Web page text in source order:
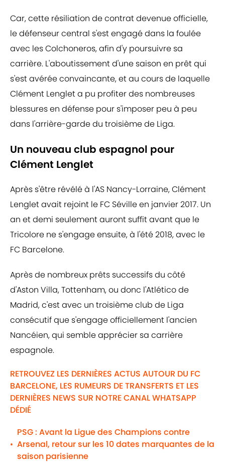
Car, cette résiliation de contrat devenue officielle,
le défenseur central s'est engagé dans la foulée
avec les Colchoneros, afin d'y poursuivre sa
carrière. L'aboutissement d'une saison en prêt qui
s'est avérée convaincante, et au cours de laquelle
Clément Lenglet a pu profiter des nombreuses
blessures en défense pour s'imposer peu à peu
dans l'arrière-garde du troisième de Liga.
Un nouveau club espagnol pour
Clément Lenglet
Après s'être révélé à l'AS Nancy-Lorraine, Clément
Lenglet avait rejoint le FC Séville en janvier 2017. Un
an et demi seulement auront suffit avant que le
Tricolore ne s'engage ensuite, à l'été 2018, avec le
FC Barcelone.
Après de nombreux prêts successifs du côté
d'Aston Villa, Tottenham, ou donc l'Atlético de
Madrid, c'est avec un troisième club de Liga
consécutif que s'engage officiellement l'ancien
Nancéien, qui semble apprécier sa carrière
espagnole.
RETROUVEZ LES DERNIÈRES ACTUS AUTOUR DU FC
BARCELONE, LES RUMEURS DE TRANSFERTS ET LES
DERNIÈRES NEWS SUR NOTRE CANAL WHATSAPP
DÉDIÉ
•
PSG : Avant la Ligue des Champions contre
Arsenal, retour sur les 10 dates marquantes de la
saison parisienne